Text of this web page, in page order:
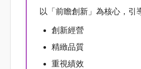
以「前瞻創新」為核心，引
創新經營
精緻品質
重視績效